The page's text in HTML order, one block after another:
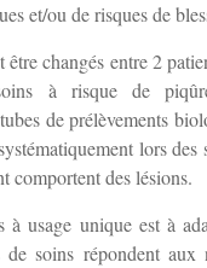
et/ou de risques de
être changés entre 2
à risque de
de prélèvements
lors des
comportent des lésions.
à usage unique est à
de soins répondent